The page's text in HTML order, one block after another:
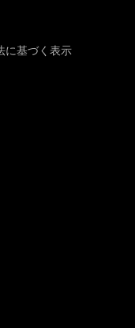
に基づく表示